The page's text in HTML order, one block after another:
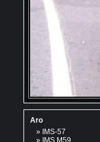
Aro
» IMS-57
» IMS M59